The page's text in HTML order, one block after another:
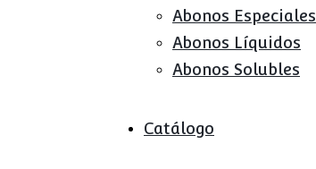
Abonos Especiales
Abonos Líquidos
Abonos Solubles
Catálogo